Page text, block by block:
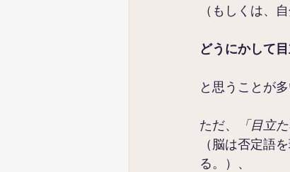
（もしくは、
どうにかして
と思うことが
ただ、 「目立
（脳は否定語
る。）、